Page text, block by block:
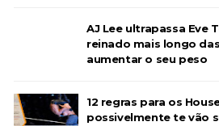
AJ Lee ultrapassa Eve
reinado mais longo
aumentar o seu peso
12 regras para os
possivelmente te vão